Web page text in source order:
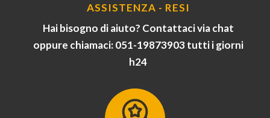
ASSISTENZA - RESI
Hai bisogno di aiuto? Contattaci via chat
oppure chiamaci: 051-19873903 tutti i giorni
h24